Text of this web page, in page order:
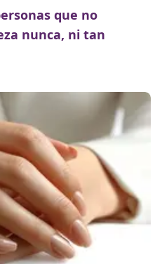
que no
nunca, ni tan